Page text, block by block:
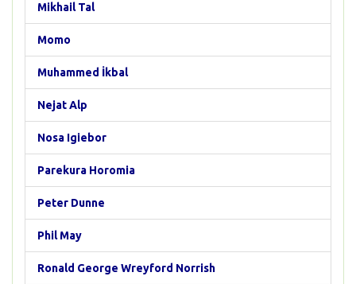
Mikhail Tal
Momo
Muhammed İkbal
Nejat Alp
Nosa Igiebor
Parekura Horomia
Peter Dunne
Phil May
Ronald George Wreyford Norrish